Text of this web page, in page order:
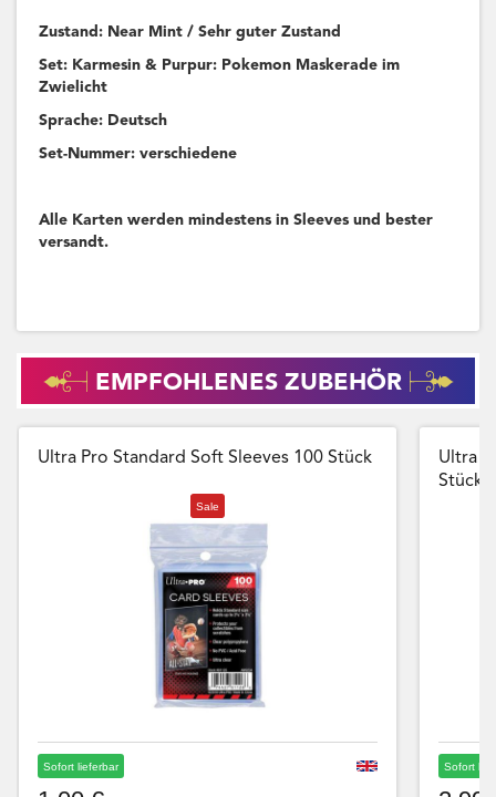
Zustand: Near Mint / Sehr guter Zustand
Set: Karmesin & Purpur: Pokemon Maskerade im
Zwielicht
Sprache: Deutsch
Set-Nummer: verschiedene
Alle Karten werden mindestens in Sleeves und bester
versandt.
EMPFOHLENES ZUBEHÖR
Ultra Pro Standard Soft Sleeves 100 Stück
Sale
Sofort lieferbar
Ultra
Stück
Sofort